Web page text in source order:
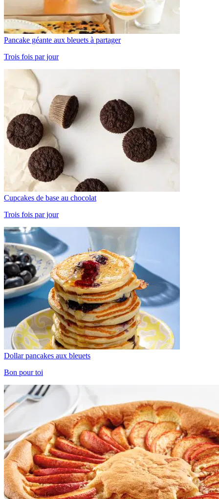
Pancake géante aux bleuets à partager
Trois fois par jour
Cupcakes de base au chocolat
Trois fois par jour
Dollar pancakes aux bleuets
Bon pour toi